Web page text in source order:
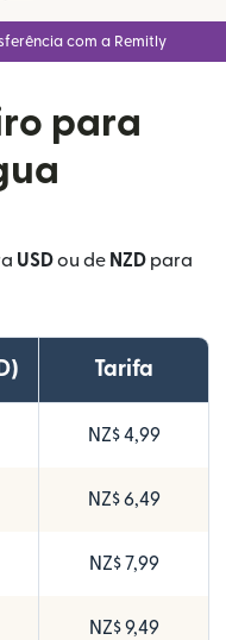
com a Remitly
para
USDou de NZDpara
Tarifa
NZ$ 4,99
NZ$ 6,49
NZ$ 7,99
NZ$ 9,49